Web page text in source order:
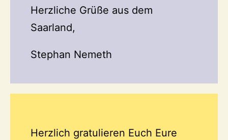
Herzliche Grüße aus dem
Saarland,
Stephan Nemeth
Herzlich gratulieren Euch Eure